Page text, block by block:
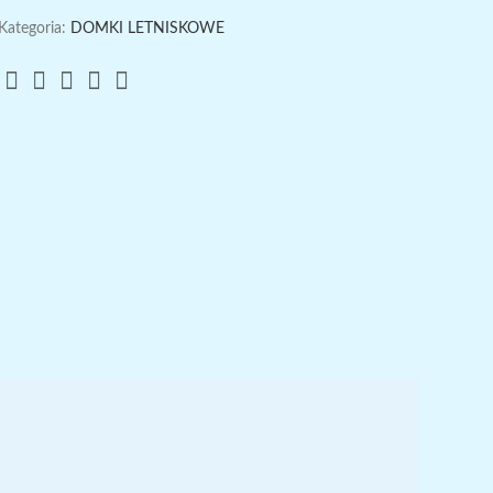
Kategoria: DOMKI LETNISKOWE